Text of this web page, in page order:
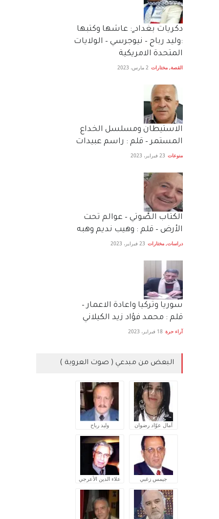
دكريات بغداد ٍ: عاشها وكتبها
:وليد رباح – نيوجرسي – الولايات
المتحدة الامريكية
القصة, مختارات 2 مارس، 2023
الاستيطان ومسلسل الخداع
المستمر – قلم : راسم عبيدات
منوعات 23 فبراير، 2023
الكتاب الصَّوتي – عوالم تحت
الأرض – قلم : وهيب نديم وهبه
دراسات, مختارات 23 فبراير، 2023
سوريا وتركيا واعادة الاعمار –
قلم : محمد فؤاد زيد الكيلاني
آراء حرة 18 فبراير، 2023
البعض من مبدعي ( صوت العروبة )
آمال عوّاد رضوان وليد رباح
جيمس زغبي علاء الدين الأعرجي